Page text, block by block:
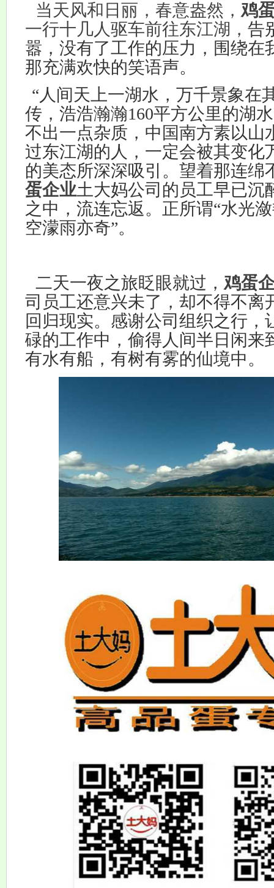
当天风和日丽，春意盎然， 鸡
一行十几人驱车前往东江湖， 告
嚣，没有了工作的压力，围绕在
那充满欢快的笑语声。
“人间天上一湖水，万千景象在
传，浩浩瀚瀚160平方公里的湖
不出一点杂质，中国南方素以山
过东江湖的人，一定会被其变化
的美态所深深吸引。望着那连绵
蛋企业土大妈公司的员工早已沉
之中，流连忘返。正所谓“水光
空濛雨亦奇”。
二天一夜之旅眨眼就过， 鸡蛋
司员工还意兴未了，却不得不离
回归现实。感谢公司组织之行，
碌的工作中，偷得人间半日闲来
有水有船，有树有雾的仙境中。